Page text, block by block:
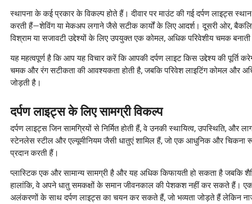
स्थापना के कई प्रकार के विकल्प होते हैं। दीवार पर माउंट की गई दर्पण लाइट्स
करती हैं—शेविंग या मेकअप लगाने जैसे सटीक कार्यों के लिए आदर्श। दूसरी ओर, बैकलिट
विश्राम या सजावटी उद्देश्यों के लिए उपयुक्त एक कोमल, अधिक परिवेशीय चमक
यह महत्वपूर्ण है कि आप यह विचार करें कि आपकी दर्पण लाइट किस उद्देश्य की पूर्ति
चमक और रंग सटीकता की आवश्यकता होती है, जबकि परिवेश लाइटिंग कोमल और
जोड़ती है।
दर्पण लाइट्स के लिए सामग्री विकल्प
दर्पण लाइट्स जिन सामग्रियों से निर्मित होती हैं, वे उनकी स्थायित्व, उपस्थिति, और
स्टेनलेस स्टील और एल्यूमीनियम जैसी धातुएं शामिल हैं, जो एक आधुनिक और चिकना
प्रदान करती हैं।
प्लास्टिक एक और सामान्य सामग्री है और यह अधिक किफायती हो सकता है जबकि
हालांकि, वे अपने धातु समकक्षों के समान जीवनकाल की पेशकश नहीं कर सकते हैं।
अलंकरणों के साथ दर्पण लाइट्स का चयन कर सकते हैं, जो भव्यता जोड़ते हैं लेकिन